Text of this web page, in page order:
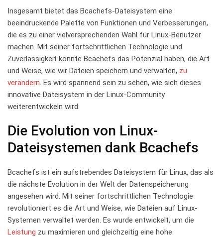
Insgesamt bietet das Bcachefs-Dateisystem eine
beeindruckende Palette von Funktionen und⁢ Verbesserungen,
die⁣ es zu einer vielversprechenden Wahl für Linux-Benutzer
machen. Mit seiner fortschrittlichen Technologie und
Zuverlässigkeit könnte Bcachefs ‍das Potenzial haben, die Art
und Weise, wie wir Dateien speichern und verwalten, zu
verändern. Es​ wird spannend sein zu sehen, wie⁣ sich dieses
innovative Dateisystem in der Linux-Community
weiterentwickeln wird.
Die Evolution von⁢ Linux-
Dateisystemen dank Bcachefs
Bcachefs ist ein aufstrebendes Dateisystem für Linux, das als
die nächste Evolution in der Welt der Datenspeicherung
angesehen wird. Mit seiner fortschrittlichen Technologie
revolutioniert es die Art und Weise, wie Dateien auf ⁤Linux-
Systemen verwaltet werden. ​Es wurde entwickelt, um die
Leistung zu maximieren und gleichzeitig eine hohe